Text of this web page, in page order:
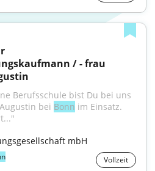
/ - frau
Berufsschule bist Du bei uns
bei Bonn im Einsatz.
mbH
Vollzeit